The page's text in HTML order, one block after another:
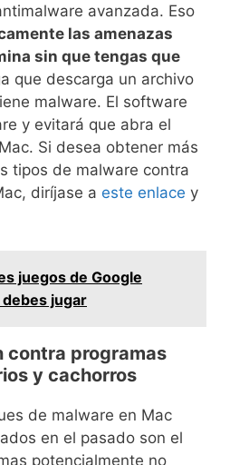
avanzada. Eso
las amenazas
sin que tengas que
que descarga un archivo
malware. El software
y evitará que abra el
Si desea obtener más
tipos de malware contra
diríjase a este enlace y
juegos de Google
debes jugar
contra programas
y cachorros
de malware en Mac
en el pasado son el
potencialmente no